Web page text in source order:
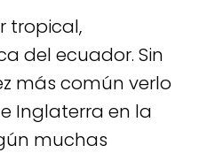
tropical,
del ecuador. Sin
más común verlo
Inglaterra en la
muchas